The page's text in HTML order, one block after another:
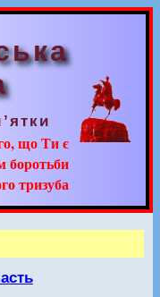
що Ти є
боротьби
тризуба